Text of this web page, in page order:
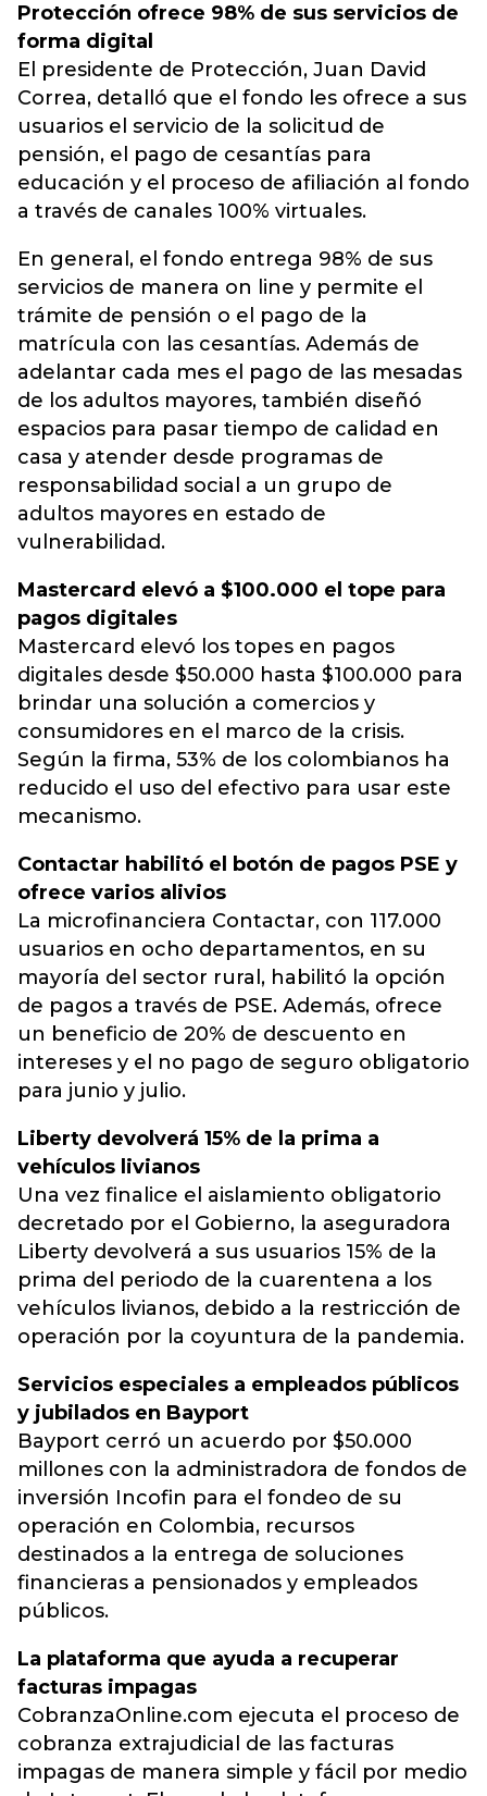
Protección ofrece 98% de sus servicios de
forma digital
El presidente de Protección, Juan David
Correa, detalló que el fondo les ofrece a sus
usuarios el servicio de la solicitud de
pensión, el pago de cesantías para
educación y el proceso de afiliación al fondo
a través de canales 100% virtuales.
En general, el fondo entrega 98% de sus
servicios de manera on line y permite el
trámite de pensión o el pago de la
matrícula con las cesantías. Además de
adelantar cada mes el pago de las mesadas
de los adultos mayores, también diseñó
espacios para pasar tiempo de calidad en
casa y atender desde programas de
responsabilidad social a un grupo de
adultos mayores en estado de
vulnerabilidad.
Mastercard elevó a $100.000 el tope para
pagos digitales
Mastercard elevó los topes en pagos
digitales desde $50.000 hasta $100.000 para
brindar una solución a comercios y
consumidores en el marco de la crisis.
Según la firma, 53% de los colombianos ha
reducido el uso del efectivo para usar este
mecanismo.
Contactar habilitó el botón de pagos PSE y
ofrece varios alivios
La microfinanciera Contactar, con 117.000
usuarios en ocho departamentos, en su
mayoría del sector rural, habilitó la opción
de pagos a través de PSE. Además, ofrece
un beneficio de 20% de descuento en
intereses y el no pago de seguro obligatorio
para junio y julio.
Liberty devolverá 15% de la prima a
vehículos livianos
Una vez finalice el aislamiento obligatorio
decretado por el Gobierno, la aseguradora
Liberty devolverá a sus usuarios 15% de la
prima del periodo de la cuarentena a los
vehículos livianos, debido a la restricción de
operación por la coyuntura de la pandemia.
Servicios especiales a empleados públicos
y jubilados en Bayport
Bayport cerró un acuerdo por $50.000
millones con la administradora de fondos de
inversión Incofin para el fondeo de su
operación en Colombia, recursos
destinados a la entrega de soluciones
financieras a pensionados y empleados
públicos.
La plataforma que ayuda a recuperar
facturas impagas
CobranzaOnline.com ejecuta el proceso de
cobranza extrajudicial de las facturas
impagas de manera simple y fácil por medio